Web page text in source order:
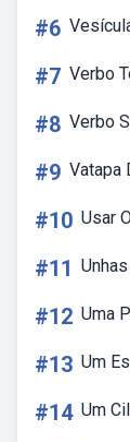
#6
#7 Verbo
#8 Verbo
#9 Vatapa
#10 Usar
#11
#12 Uma
#13 Um
#14 Um